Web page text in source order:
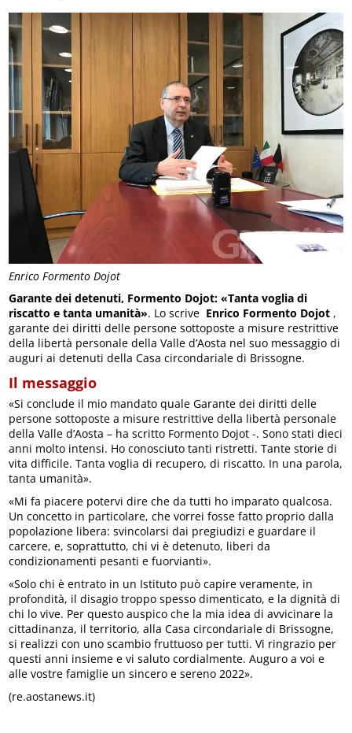
Enrico Formento Dojot
Garante dei detenuti, Formento Dojot: «Tanta voglia di
riscatto e tanta umanità». Lo scrive Enrico Formento Dojot ,
garante dei diritti delle persone sottoposte a misure restrittive
della libertà personale della Valle d’Aosta nel suo messaggio di
auguri ai detenuti della Casa circondariale di Brissogne.
Il messaggio
«Si conclude il mio mandato quale Garante dei diritti delle
persone sottoposte a misure restrittive della libertà personale
della Valle d’Aosta – ha scritto Formento Dojot -. Sono stati dieci
anni molto intensi. Ho conosciuto tanti ristretti. Tante storie di
vita difficile. Tanta voglia di recupero, di riscatto. In una parola,
tanta umanità».
«Mi fa piacere potervi dire che da tutti ho imparato qualcosa.
Un concetto in particolare, che vorrei fosse fatto proprio dalla
popolazione libera: svincolarsi dai pregiudizi e guardare il
carcere, e, soprattutto, chi vi è detenuto, liberi da
condizionamenti pesanti e fuorvianti».
«Solo chi è entrato in un Istituto può capire veramente, in
profondità, il disagio troppo spesso dimenticato, e la dignità di
chi lo vive. Per questo auspico che la mia idea di avvicinare la
cittadinanza, il territorio, alla Casa circondariale di Brissogne,
si realizzi con uno scambio fruttuoso per tutti. Vi ringrazio per
questi anni insieme e vi saluto cordialmente. Auguro a voi e
alle vostre famiglie un sincero e sereno 2022».
(re.aostanews.it)